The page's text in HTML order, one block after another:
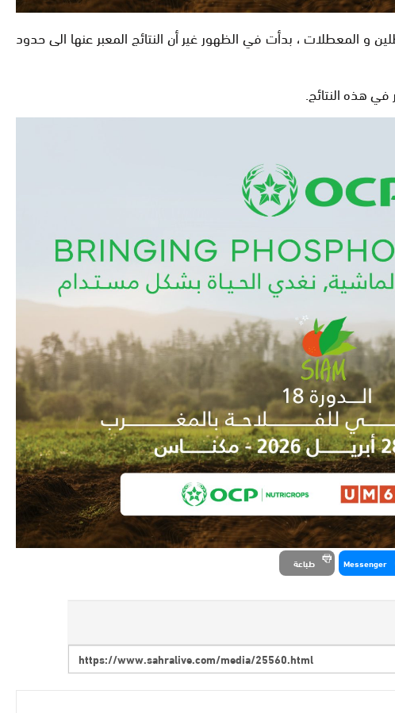
المعطلات ، بدأت في الظهور غير أن النتائج المعبر عنها الى حدود
هذه النتائج.
Messenger طباعة